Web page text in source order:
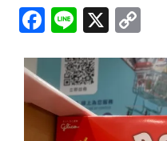
Fa
bo
ok
Li
X
y
Li
nk